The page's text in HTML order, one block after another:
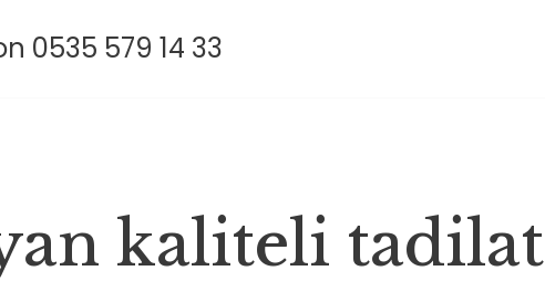
0535 579 14 33
kaliteli tadilat